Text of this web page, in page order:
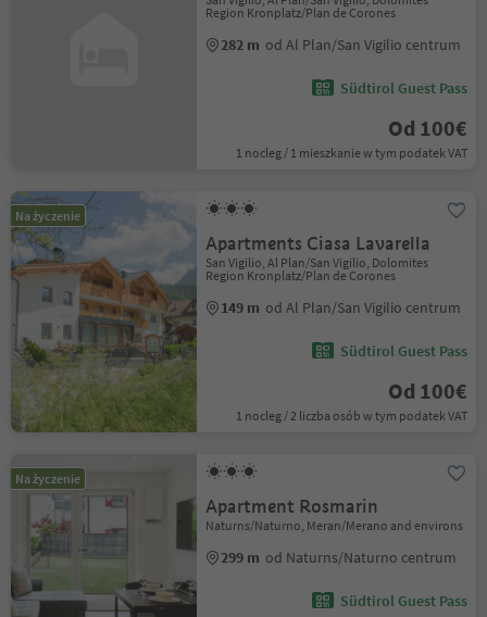
Region Kronplatz/Plan de Corones
282 m od Al Plan/San Vigilio centrum
Südtirol Guest Pass
Od 100€
1 nocleg / 1 mieszkanie w tym podatek VAT
Na życzenie
Apartments Ciasa Lavarella
San Vigilio, Al Plan/San Vigilio, Dolomites
Region Kronplatz/Plan de Corones
149 m od Al Plan/San Vigilio centrum
Südtirol Guest Pass
Od 100€
1 nocleg / 2 liczba osób w tym podatek VAT
Na życzenie
Apartment Rosmarin
Naturns/Naturno, Meran/Merano and environs
299 m od Naturns/Naturno centrum
Südtirol Guest Pass